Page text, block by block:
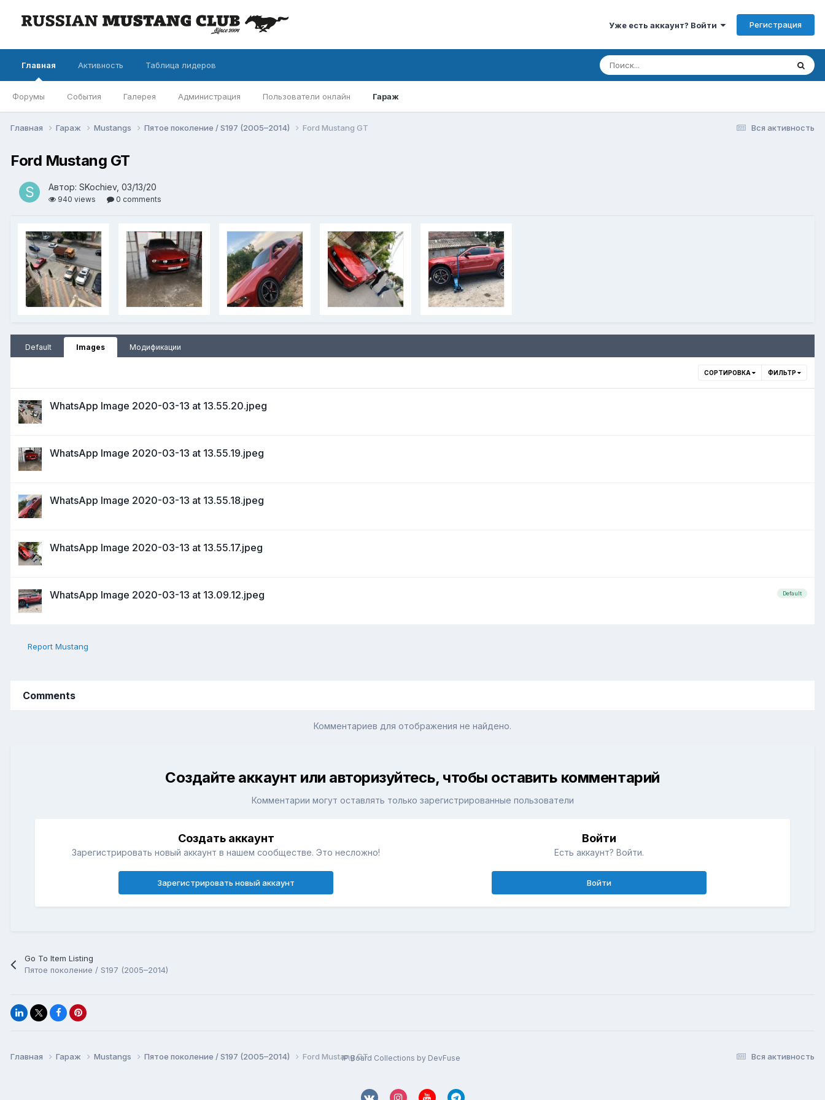
Уже есть аккаунт? Войти Регистрация
Главная
Форумы События Галерея Администрация Пользователи онлайн Гараж
Активность Таблица лидеров
Вся активность
Главная Гараж Mustangs Пятое поколение / S197 (2005–2014) Ford Mustang GT
Ford Mustang GT
Автор: SKochiev, 03/13/20
940 views 0 comments
Default Images Модификации
СОРТИРОВКА ФИЛЬТР
WhatsApp Image 2020-03-13 at 13.55.20.jpeg
WhatsApp Image 2020-03-13 at 13.55.19.jpeg
WhatsApp Image 2020-03-13 at 13.55.18.jpeg
WhatsApp Image 2020-03-13 at 13.55.17.jpeg
WhatsApp Image 2020-03-13 at 13.09.12.jpeg Default
Report Mustang
Comments
Комментариев для отображения не найдено.
Создайте аккаунт или авторизуйтесь, чтобы оставить комментарий
Комментарии могут оставлять только зарегистрированные пользователи
Создать аккаунт
Зарегистрировать новый аккаунт в нашем сообществе. Это несложно!
Зарегистрировать новый аккаунт
Войти
Есть аккаунт? Войти.
Войти
Go To Item Listing
Пятое поколение / S197 (2005–2014)
IP.Board Collections by DevFuse Вся активность
Главная Гараж Mustangs Пятое поколение / S197 (2005–2014) Ford Mustang GT